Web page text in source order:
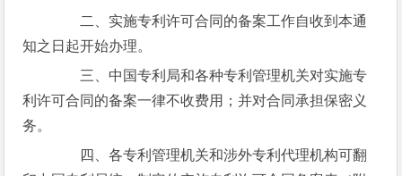
二、实施专利许可合同的备案工作自收到本通
知之日起开始办理。
三、中国专利局和各种专利管理机关对实施专
利许可合同的备案一律不收费用；并对合同承担保密义
务。
四、各专利管理机关和涉外专利代理机构可翻